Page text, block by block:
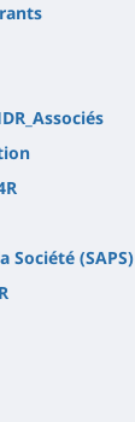
Société (SAPS)